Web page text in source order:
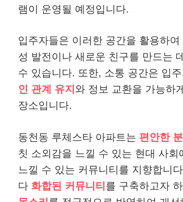
램이 운영될 예정입니다.
입주자들은 이러한 공간을 활용하여
성 발전이나 새로운 친구를 만드는
수 있습니다. 또한, 소통 공간은 입주
인 관계 유지 와 정보 교환을 가능하
장소입니다.
동천동 루체스타 아파트는 편안한 분
칫 소외감을 느낄 수 있는 현대 사회
느낄 수 있는 커뮤니티를 지향합니
다 화합된 커뮤니티 를 구축하고자